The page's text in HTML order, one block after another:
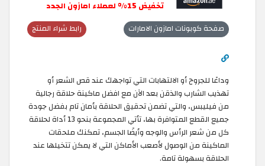
تخفيض 15% لعملاء امازون الجدد
رابط شراء المنتج صفحة كوبونات امازون الامارات
وداعًا للجروح أو الالتهابات التي تواجهك عند قص الشعر أو
تهذيب الشارب والذقن بعد الآن مع افضل ماكينة حلاقة رجالية
من فيليبس، والتي تضمن تحقيق الحلاقة بأمان تام بفضل جودة
جميع القطع المتوافرة بها، تأتي المجموعة بنحو 13 أداة لحلاقة
كل من شعر الرأس والوجه وأيضًا الجسم، تمكنك ملحقات
الماكينة من الوصول لأصعب الأماكن التي لا يمكن تتخيلها عند
الحلاقة بسهولة تامة.